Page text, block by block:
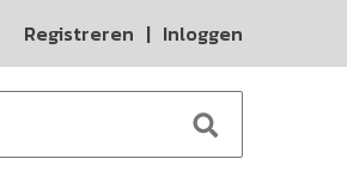
Registreren | Inloggen